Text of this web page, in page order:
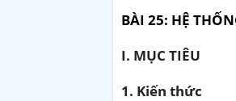
BÀI 25: HỆ
I. MỤC TIÊU
1. Kiến thức